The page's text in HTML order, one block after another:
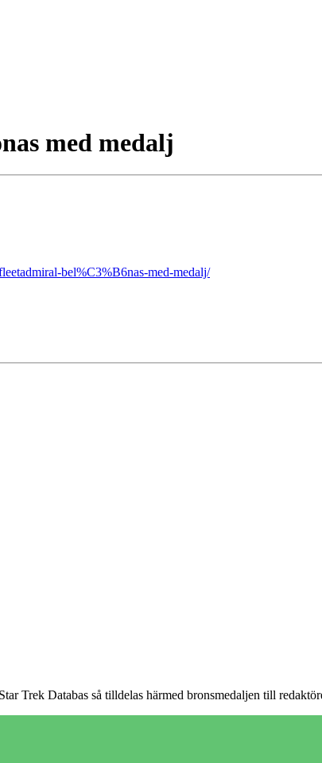
med medalj
bel%C3%B6nas-med-medalj/
Trek Databas så tilldelas härmed bronsmedaljen till